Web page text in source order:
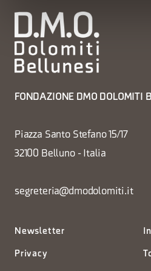
FONDAZIONE DMO DOLOMITI
Piazza Santo Stefano 15/17
32100 Belluno - Italia
segreteria@dmodolomiti.it
Newsletter
Privacy